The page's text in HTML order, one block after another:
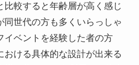
比較すると年齢層が高く感じ
同世代の方も多くいらっしゃ
イベントを経験した者の方
おける具体的な設計が出来る